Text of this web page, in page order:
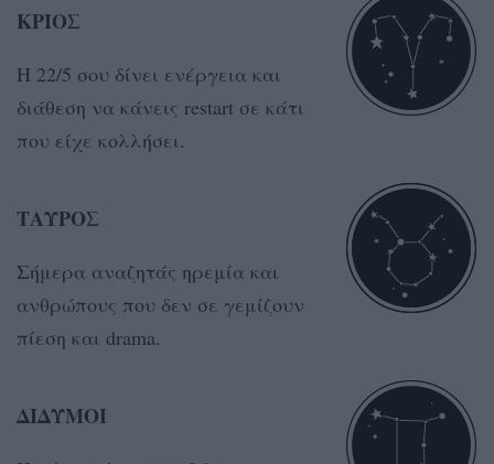
ΚΡΙΟΣ
Η 22/5 σου δίνει ενέργεια και
διάθεση να κάνεις restart σε κάτι
που είχε κολλήσει.
ΤΑΥΡΟΣ
Σήμερα αναζητάς ηρεμία και
ανθρώπους που δεν σε γεμίζουν
πίεση και drama.
ΔΙΔΥΜΟΙ